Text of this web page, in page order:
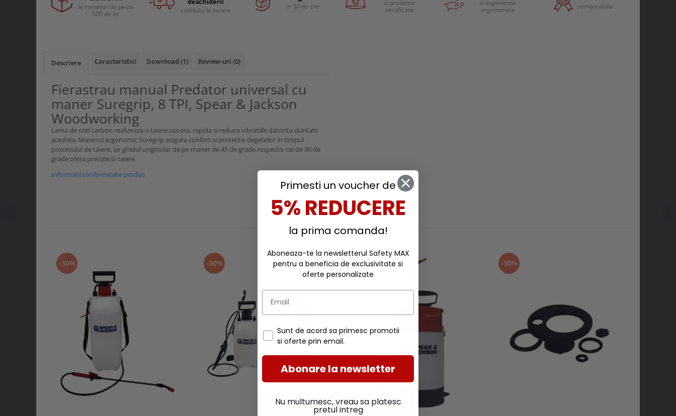
Buzunare externe
Echipamente muncitori ferma
Echipamente veterinari
Echipamente mulgatori
Echipamente trimeri ongloane
Masti protectie
Manusi protectie
Casti si antifoane protectie
Menghine si prese
la comenzi de peste
500 de lei
coletului la livrare in 30 de zile
si protectie
certificata
si experienta
ergonomica
remarcabila
Descriere Caracteristici Download (1) Review-uri (0)
Fierastrau manual Predator universal cu
maner Suregrip, 8 TPI, Spear & Jackson
Woodworking
Lama de otel carbon realizeaza o taiere usoara, rapida si reduce vibratiile datorita duritatii
acesteia. Manerul ergonomic Suregrip asigura confort si protectie degetelor in timpul
procesului de taiere, iar ghidul unghiular de pe maner de 45 de grade respectiv cel de 90 de
grade ofera precizie la taiere.
Informatii conformitate produs
RECOMANDARI
-30% -30% -30% -30%
Primesti un voucher de
5% REDUCERE
la prima comanda!
Aboneaza-te la newsletterul Safety MAX
pentru a beneficia de exclusivitate si
oferte personalizate
Sunt de acord sa primesc promotii
si oferte prin email.
Abonare la newsletter
Nu multumesc, vreau sa platesc
pretul intreg